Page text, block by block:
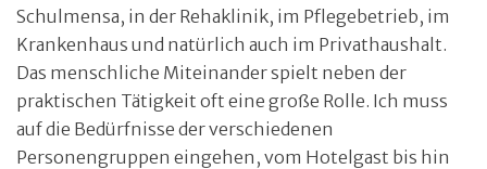
Schulmensa, in der Rehaklinik, im Pflegebetrieb, im
Krankenhaus und natürlich auch im Privathaushalt.
Das menschliche Miteinander spielt neben der
praktischen Tätigkeit oft eine große Rolle. Ich muss
auf die Bedürfnisse der verschiedenen
Personengruppen eingehen, vom Hotelgast bis hin